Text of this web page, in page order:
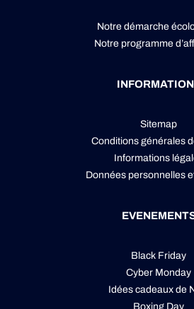
Notre démarche
Notre programme
Sitemap
Conditions générales
Informations
Données personnelles
Black Friday
Cyber Monday
Idées cadeaux de
Boxing Day